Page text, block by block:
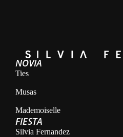
NOVIA
Ties
Musas
Mademoiselle
FIESTA
Silvia Fernandez